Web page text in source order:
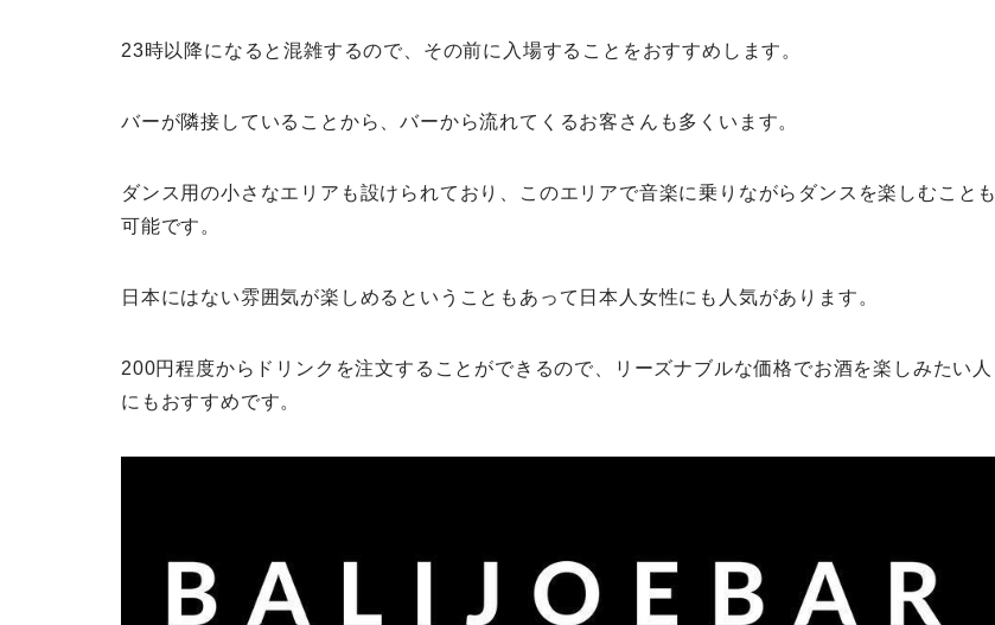
23時以降になると混雑するので、その前に入場することをおすすめします。
バーが隣接していることから、バーから流れてくるお客さんも多くいます。
ダンス用の小さなエリアも設けられており、このエリアで音楽に乗りながらダンスを楽しむことも
可能です。
日本にはない雰囲気が楽しめるということもあって日本人女性にも人気があります。
200円程度からドリンクを注文することができるので、リーズナブルな価格でお酒を楽しみたい人
にもおすすめです。